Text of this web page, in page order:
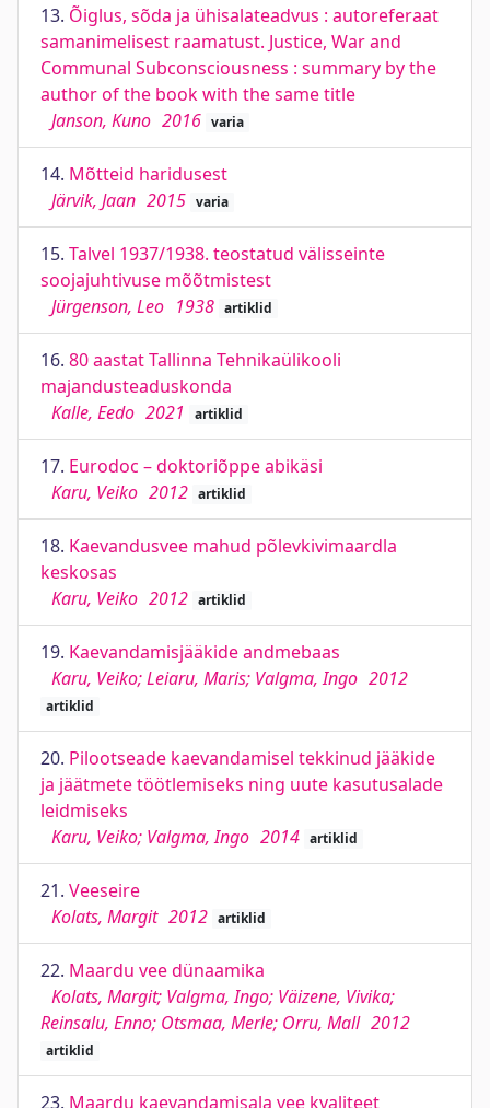
13. Õiglus, sõda ja ühisalateadvus : autoreferaat
samanimelisest raamatust. Justice, War and
Communal Subconsciousness : summary by the
author of the book with the same title
Janson, Kuno 2016 varia
14. Mõtteid haridusest
Järvik, Jaan 2015 varia
15. Talvel 1937/1938. teostatud välisseinte
soojajuhtivuse mõõtmistest
Jürgenson, Leo 1938 artiklid
16. 80 aastat Tallinna Tehnikaülikooli
majandusteaduskonda
Kalle, Eedo 2021 artiklid
17. Eurodoc – doktoriõppe abikäsi
Karu, Veiko 2012 artiklid
18. Kaevandusvee mahud põlevkivimaardla
keskosas
Karu, Veiko 2012 artiklid
19. Kaevandamisjääkide andmebaas
Karu, Veiko; Leiaru, Maris; Valgma, Ingo 2012
artiklid
20. Pilootseade kaevandamisel tekkinud jääkide
ja jäätmete töötlemiseks ning uute kasutusalade
leidmiseks
Karu, Veiko; Valgma, Ingo 2014 artiklid
21. Veeseire
Kolats, Margit 2012 artiklid
22. Maardu vee dünaamika
Kolats, Margit; Valgma, Ingo; Väizene, Vivika;
Reinsalu, Enno; Otsmaa, Merle; Orru, Mall 2012
artiklid
23. Maardu kaevandamisala vee kvaliteet